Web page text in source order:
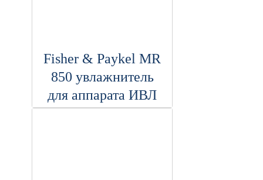
Fisher & Paykel MR
850 увлажнитель
для аппарата ИВЛ